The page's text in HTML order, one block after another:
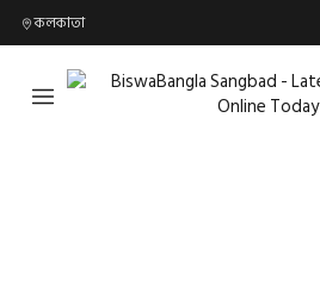
কলকাতা